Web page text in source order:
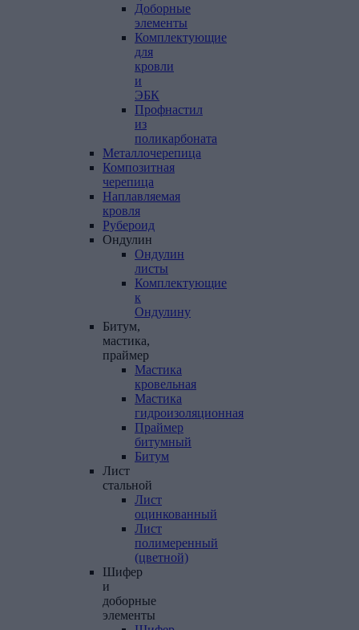
Доборные
элементы
Комплектующие
для
кровли
и
ЭБК
Профнастил
из
поликарбоната
Металлочерепица
Композитная
черепица
Наплавляемая
кровля
Рубероид
Ондулин
Ондулин
листы
Комплектующие
к
Ондулину
Битум,
мастика,
праймер
Мастика
кровельная
Мастика
гидроизоляционная
Праймер
битумный
Битум
Лист
стальной
Лист
оцинкованный
Лист
полимеренный
(цветной)
Шифер
и
доборные
элементы